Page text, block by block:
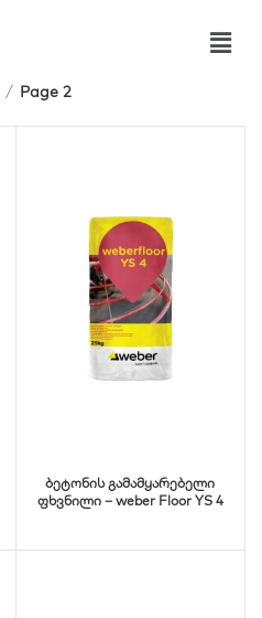
Page 2
ბეტონის გამამყარებელი
ფხვნილი – weber Floor YS 4